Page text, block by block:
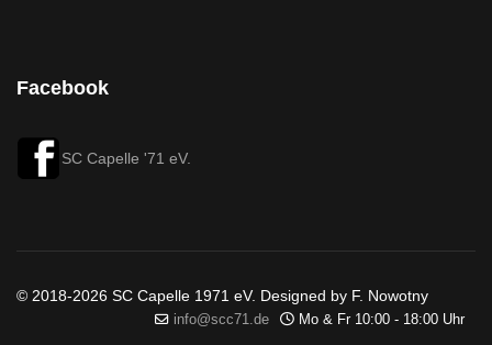
Facebook
SC Capelle '71 eV.
© 2018-2026 SC Capelle 1971 eV. Designed by F. Nowotny
info@scc71.de Mo & Fr 10:00 - 18:00 Uhr